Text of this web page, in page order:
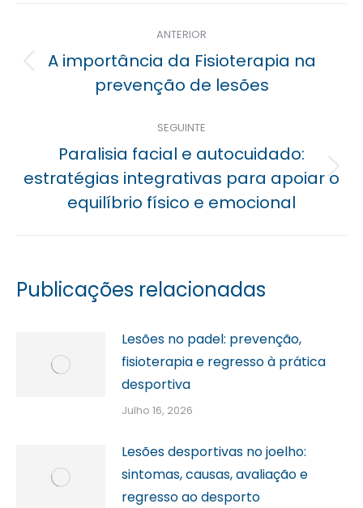
Navegação
posterior
ANTERIOR
Previous
post:
A importância da Fisioterapia na
prevenção de lesões
SEGUINTE
Próximo
post:
Paralisia facial e autocuidado:
estratégias integrativas para apoiar o
equilíbrio físico e emocional
Publicações relacionadas
Lesões no padel: prevenção,
fisioterapia e regresso à prática
desportiva
Julho 16, 2026
Lesões desportivas no joelho:
sintomas, causas, avaliação e
regresso ao desporto